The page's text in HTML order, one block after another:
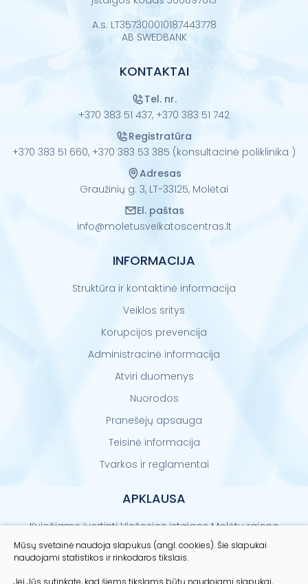
A.s. LT357300010187443778
AB SWEDBANK
KONTAKTAI
Tel. nr.
+370 383 51 437, +370 383 51 742
Registratūra
+370 383 51 660, +370 383 53 385 (konsultacinė poliklinika )
Adresas
Graužinių g. 3, LT-33125, Molėtai
El. paštas
info@moletusveikatoscentras.lt
INFORMACIJA
Struktūra ir kontaktinė informacija
Veiklos sritys
Korupcijos prevencija
Administracinė informacija
Atviri duomenys
Nuorodos
Pranešėjų apsauga
Teisinė informacija
Tvarkos ir reglamentai
APKLAUSA
Kviečiame įvertinti Viešosios įstaigos Molėtų rajono
sveikatos centro paslaugų kokybę
Vertinti
Mūsų svetainė naudoja slapukus (angl. cookies). Šie slapukai
naudojami statistikos ir rinkodaros tikslais.
Jei Jūs sutinkate, kad šiems tikslams būtų naudojami slapukai,